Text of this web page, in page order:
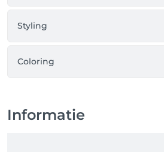
Styling
Coloring
Informatie